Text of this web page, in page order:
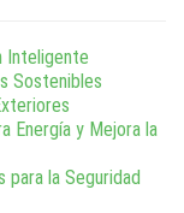
Inteligente
Sostenibles
Energía y Mejora la
para la Seguridad